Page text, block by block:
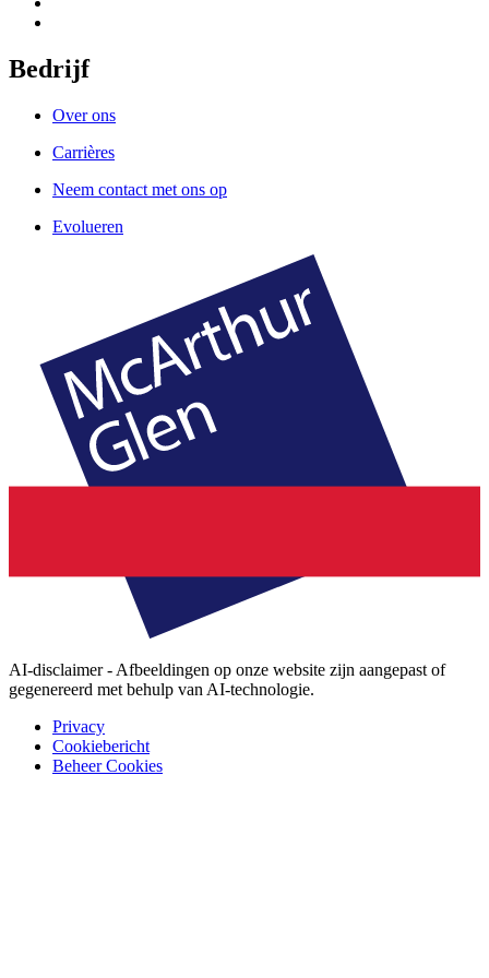
Bedrijf
Over ons
Carrières
Neem contact met ons op
Evolueren
AI-disclaimer - Afbeeldingen op onze website zijn aangepast of
gegenereerd met behulp van AI-technologie.
Privacy
Cookiebericht
Beheer Cookies